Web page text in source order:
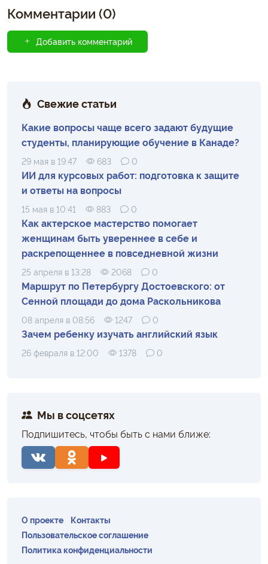
Комментарии (0)
Добавить комментарий
Свежие статьи
Какие вопросы чаще всего задают будущие
студенты, планирующие обучение в Канаде?
29 мая в 19:47 683 0
ИИ для курсовых работ: подготовка к защите
и ответы на вопросы
15 мая в 10:41 883 0
Как актерское мастерство помогает
женщинам быть увереннее в себе и
раскрепощеннее в повседневной жизни
25 апреля в 13:28 2068 0
Маршрут по Петербургу Достоевского: от
Сенной площади до дома Раскольникова
08 апреля в 08:56 1247 0
Зачем ребенку изучать английский язык
26 февраля в 12:00 1378 0
Мы в соцсетях
Подпишитесь, чтобы быть с нами ближе:
О проекте
Контакты
Пользовательское соглашение
Политика конфиденциальности